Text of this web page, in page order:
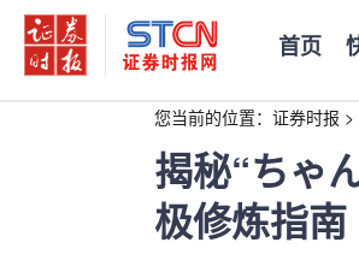
首页
您当前的位置： 证券时报 >
揭秘“ちゃ
极修炼指南